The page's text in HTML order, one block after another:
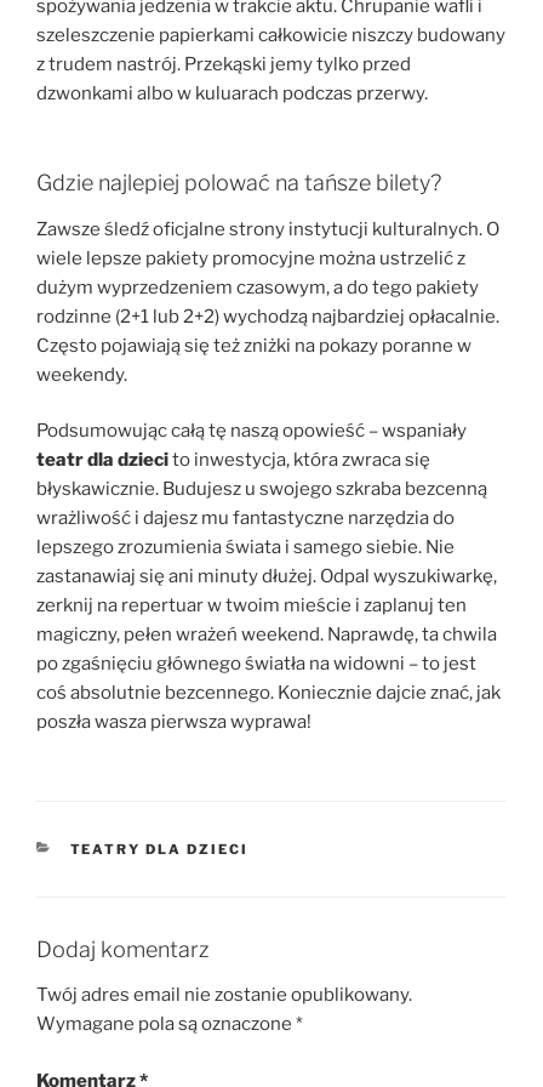
spożywania jedzenia w trakcie aktu. Chrupanie wafli i
szeleszczenie papierkami całkowicie niszczy budowany
z trudem nastrój. Przekąski jemy tylko przed
dzwonkami albo w kuluarach podczas przerwy.
Gdzie najlepiej polować na tańsze bilety?
Zawsze śledź oficjalne strony instytucji kulturalnych. O
wiele lepsze pakiety promocyjne można ustrzelić z
dużym wyprzedzeniem czasowym, a do tego pakiety
rodzinne (2+1 lub 2+2) wychodzą najbardziej opłacalnie.
Często pojawiają się też zniżki na pokazy poranne w
weekendy.
Podsumowując całą tę naszą opowieść – wspaniały
teatr dla dziecito inwestycja, która zwraca się
błyskawicznie. Budujesz u swojego szkraba bezcenną
wrażliwość i dajesz mu fantastyczne narzędzia do
lepszego zrozumienia świata i samego siebie. Nie
zastanawiaj się ani minuty dłużej. Odpal wyszukiwarkę,
zerknij na repertuar w twoim mieście i zaplanuj ten
magiczny, pełen wrażeń weekend. Naprawdę, ta chwila
po zgaśnięciu głównego światła na widowni – to jest
coś absolutnie bezcennego. Koniecznie dajcie znać, jak
poszła wasza pierwsza wyprawa!
KATEGORIE
TEATRY DLA DZIECI
Dodaj komentarz
Twój adres email nie zostanie opublikowany.
Wymagane pola są oznaczone *
Komentarz*